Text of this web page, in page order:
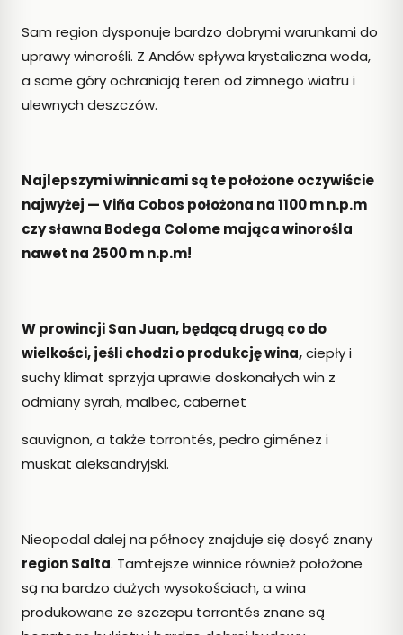
Sam region dysponuje bardzo dobrymi warunkami do
uprawy winorośli. Z Andów spływa krystaliczna woda,
a same góry ochraniają teren od zimnego wiatru i
ulewnych deszczów.
Najlepszymi winnicami są te położone oczywiście
najwyżej — Viña Cobos położona na 1100 m n.p.m
czy sławna Bodega Colome mająca winorośla
nawet na 2500 m n.p.m!
W prowincji San Juan, będącą drugą co do
wielkości, jeśli chodzi o produkcję wina,ciepły i
suchy klimat sprzyja uprawie doskonałych win z
odmiany syrah, malbec, cabernet
sauvignon, a także torrontés, pedro giménez i
muskat aleksandryjski.
Nieopodal dalej na północy znajduje się dosyć znany
region Salta. Tamtejsze winnice również położone
są na bardzo dużych wysokościach, a wina
produkowane ze szczepu torrontés znane są